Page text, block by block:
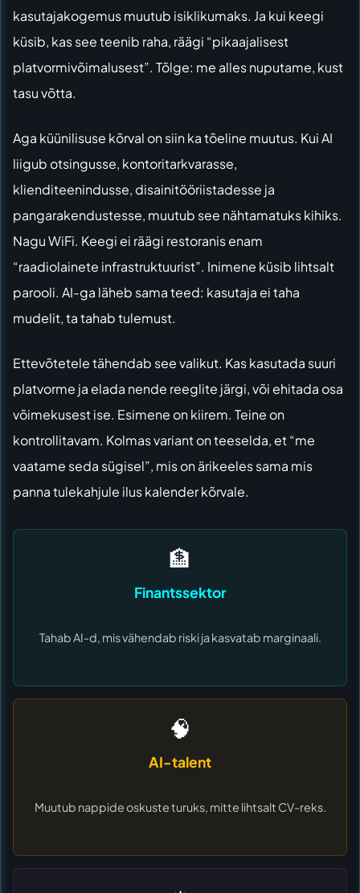
kasutajakogemus muutub isiklikumaks. Ja kui keegi
küsib, kas see teenib raha, räägi “pikaajalisest
platvormivõimalusest”. Tõlge: me alles nuputame, kust
tasu võtta.
Aga küünilisuse kõrval on siin ka tõeline muutus. Kui AI
liigub otsingusse, kontoritarkvarasse,
klienditeenindusse, disainitööriistadesse ja
pangarakendustesse, muutub see nähtamatuks kihiks.
Nagu WiFi. Keegi ei räägi restoranis enam
“raadiolainete infrastruktuurist”. Inimene küsib lihtsalt
parooli. AI-ga läheb sama teed: kasutaja ei taha
mudelit, ta tahab tulemust.
Ettevõtetele tähendab see valikut. Kas kasutada suuri
platvorme ja elada nende reeglite järgi, või ehitada osa
võimekusest ise. Esimene on kiirem. Teine on
kontrollitavam. Kolmas variant on teeselda, et “me
vaatame seda sügisel”, mis on ärikeeles sama mis
panna tulekahjule ilus kalender kõrvale.
🏦
Finantssektor
Tahab AI-d, mis vähendab riski ja kasvatab marginaali.
🧠
AI-talent
Muutub nappide oskuste turuks, mitte lihtsalt CV-reks.